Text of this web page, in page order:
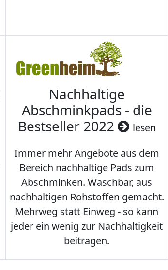
Nachhaltige
Abschminkpads - die
Bestseller 2022
lesen
Immer mehr Angebote aus dem
Bereich nachhaltige Pads zum
Abschminken. Waschbar, aus
nachhaltigen Rohstoffen gemacht.
Mehrweg statt Einweg - so kann
jeder ein wenig zur Nachhaltigkeit
beitragen.